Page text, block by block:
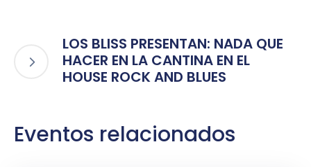
LOS BLISS PRESENTAN: NADA QUE
HACER EN LA CANTINA EN EL
HOUSE ROCK AND BLUES
Eventos relacionados